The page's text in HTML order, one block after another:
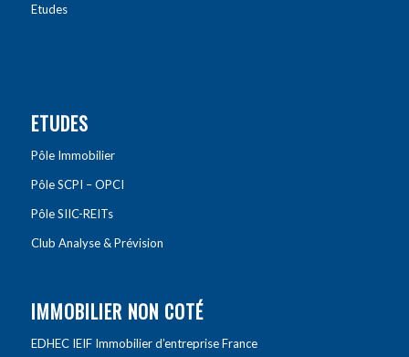
Etudes
ETUDES
Pôle Immobilier
Pôle SCPI – OPCI
Pôle SIIC-REITs
Club Analyse & Prévision
IMMOBILIER NON COTÉ
EDHEC IEIF Immobilier d’entreprise France